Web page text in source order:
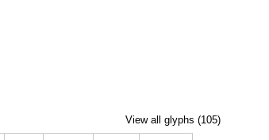
View all glyphs (105)